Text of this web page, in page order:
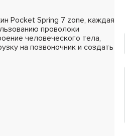
Pocket Spring 7 zone, каждая
проволоки
человеческого тела,
на позвоночник и создать